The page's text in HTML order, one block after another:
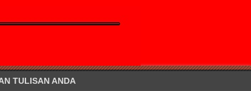
TULISAN ANDA